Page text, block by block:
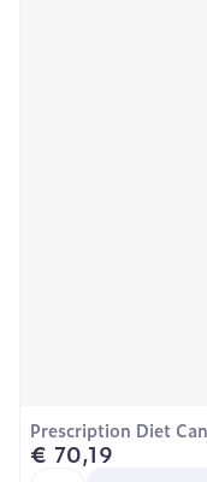
Prescription Diet
€ 70,19